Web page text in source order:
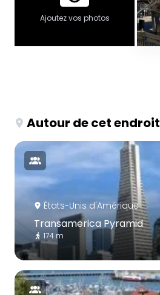
Ajoutez vos photos
Autour de cet endroit
États-Unis d'Amérique
Transamerica Pyramid
174 m